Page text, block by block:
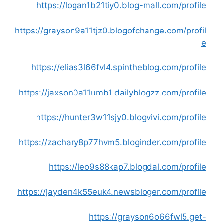
https://logan1b21tiy0.blog-mall.com/profile
https://grayson9a11tjz0.blogofchange.com/profil
e
https://elias3l66fvl4.spintheblog.com/profile
https://jaxson0a11umb1.dailyblogzz.com/profile
https://hunter3w11sjy0.blogvivi.com/profile
https://zachary8p77hvm5.bloginder.com/profile
https://leo9s88kap7.blogdal.com/profile
https://jayden4k55euk4.newsbloger.com/profile
https://grayson6o66fwl5.get-